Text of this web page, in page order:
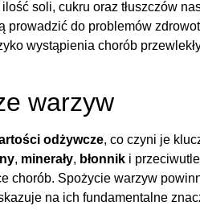
soli, cukru oraz tłuszczów
prowadzić do problemów
wystąpienia chorób
warzyw
odżywcze, co czyni je
, minerały, błonnik i
chorób. Spożycie warzyw
na ich fundamentalne